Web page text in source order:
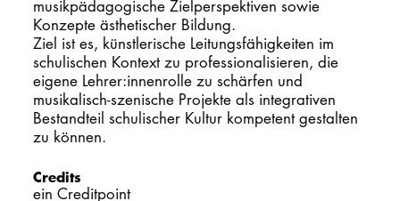
musikpädagogische Zielperspektiven sowie
Konzepte ästhetischer Bildung.
Ziel ist es, künstlerische Leitungsfähigkeiten im
schulischen Kontext zu professionalisieren, die
eigene Lehrer:innenrolle zu schärfen und
musikalisch-szenische Projekte als integrativen
Bestandteil schulischer Kultur kompetent gestalten
zu können.
Credits
ein Creditpoint